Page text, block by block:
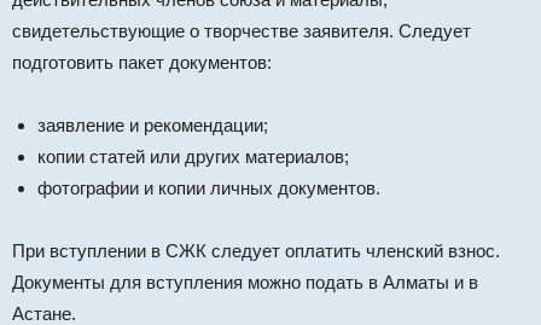
свидетельствующие о творчестве заявителя. Следует
подготовить пакет документов:
заявление и рекомендации;
копии статей или других материалов;
фотографии и копии личных документов.
При вступлении в СЖК следует оплатить членский взнос.
Документы для вступления можно подать в Алматы и в
Астане.